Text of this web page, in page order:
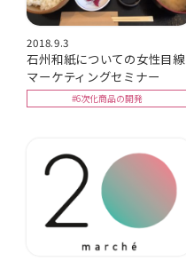
2018.9.3
石州和紙についての女性目線
マーケティングセミナー
#6次化商品の開発